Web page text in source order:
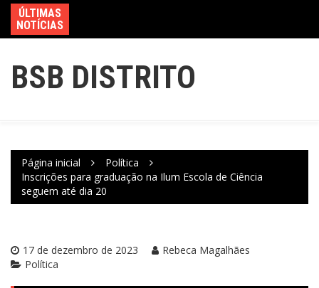
ÚLTIMAS
NOTÍCIAS
BSB DISTRITO
Página inicial
Política
Inscrições para graduação na Ilum Escola de Ciência
seguem até dia 20
17 de dezembro de 2023
Rebeca Magalhães
Política